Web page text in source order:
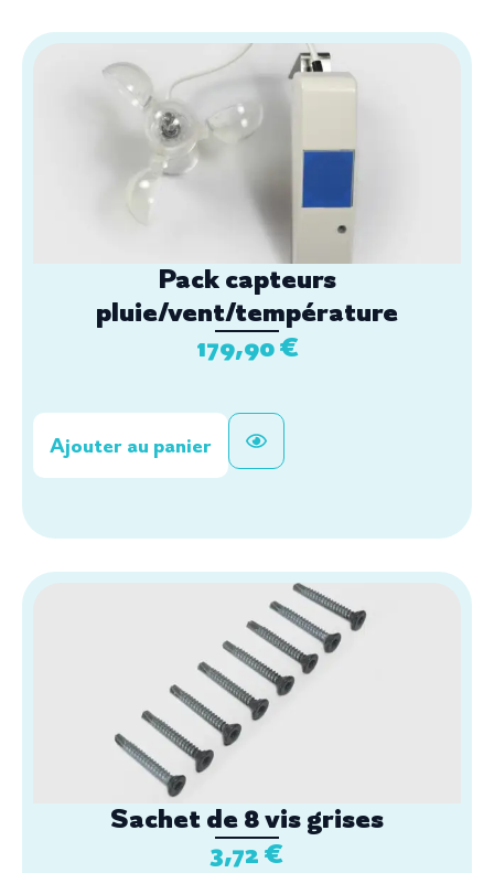
Pack capteurs
pluie/vent/température
179,90€
Ajouter au panier
Sachet de 8 vis grises
3,72€